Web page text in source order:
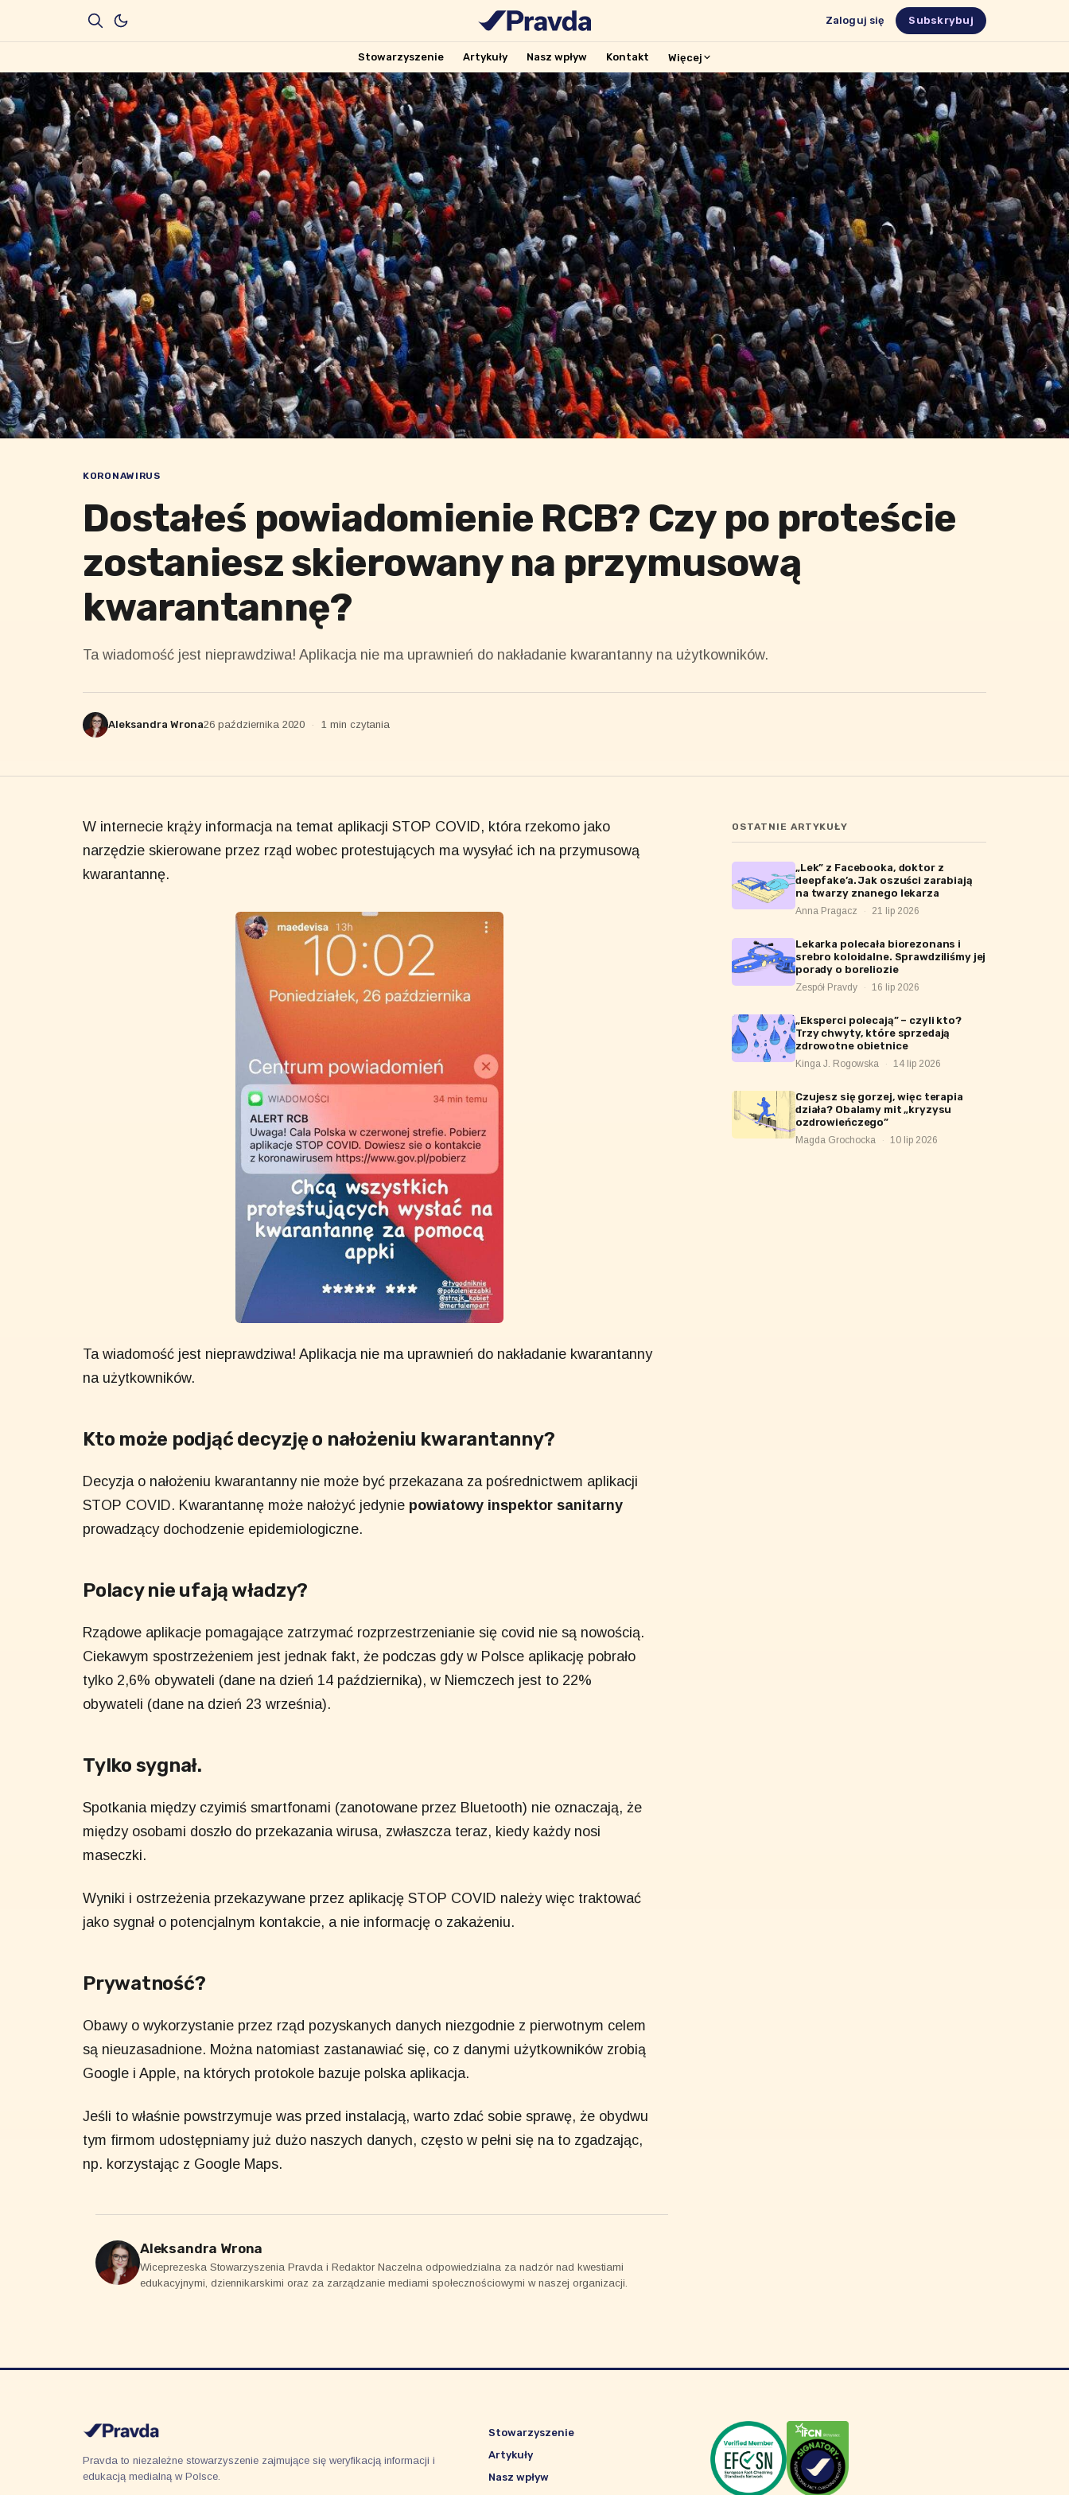
Zaloguj się Subskrybuj
Stowarzyszenie Artykuły Nasz wpływ Kontakt Więcej
KORONAWIRUS
Dostałeś powiadomienie RCB? Czy po proteście
zostaniesz skierowany na przymusową
kwarantannę?
Ta wiadomość jest nieprawdziwa! Aplikacja nie ma uprawnień do nakładanie kwarantanny na użytkowników.
Aleksandra Wrona26 października 2020 · 1 min czytania
W internecie krąży informacja na temat aplikacji STOP COVID, która rzekomo jako
narzędzie skierowane przez rząd wobec protestujących ma wysyłać ich na przymusową
kwarantannę.
Ta wiadomość jest nieprawdziwa! Aplikacja nie ma uprawnień do nakładanie kwarantanny
na użytkowników.
Kto może podjąć decyzję o nałożeniu kwarantanny?
Decyzja o nałożeniu kwarantanny nie może być przekazana za pośrednictwem aplikacji
STOP COVID. Kwarantannę może nałożyć jedynie powiatowy inspektor sanitarny
prowadzący dochodzenie epidemiologiczne.
Polacy nie ufają władzy?
Rządowe aplikacje pomagające zatrzymać rozprzestrzenianie się covid nie są nowością.
Ciekawym spostrzeżeniem jest jednak fakt, że podczas gdy w Polsce aplikację pobrało
tylko 2,6% obywateli (dane na dzień 14 października), w Niemczech jest to 22%
obywateli (dane na dzień 23 września).
Tylko sygnał.
Spotkania między czyimiś smartfonami (zanotowane przez Bluetooth) nie oznaczają, że
między osobami doszło do przekazania wirusa, zwłaszcza teraz, kiedy każdy nosi
maseczki.
Wyniki i ostrzeżenia przekazywane przez aplikację STOP COVID należy więc traktować
jako sygnał o potencjalnym kontakcie, a nie informację o zakażeniu.
Prywatność?
Obawy o wykorzystanie przez rząd pozyskanych danych niezgodnie z pierwotnym celem
są nieuzasadnione. Można natomiast zastanawiać się, co z danymi użytkowników zrobią
Google i Apple, na których protokole bazuje polska aplikacja.
Jeśli to właśnie powstrzymuje was przed instalacją, warto zdać sobie sprawę, że obydwu
tym firmom udostępniamy już dużo naszych danych, często w pełni się na to zgadzając,
np. korzystając z Google Maps.
Aleksandra Wrona
Wiceprezeska Stowarzyszenia Pravda i Redaktor Naczelna odpowiedzialna za nadzór nad kwestiami
edukacyjnymi, dziennikarskimi oraz za zarządzanie mediami społecznościowymi w naszej organizacji.
OSTATNIE ARTYKUŁY
„Lek” z Facebooka, doktor z
deepfake’a. Jak oszuści zarabiają
na twarzy znanego lekarza
Anna Pragacz · 21 lip 2026
Lekarka polecała biorezonans i
srebro koloidalne. Sprawdziliśmy jej
porady o boreliozie
Zespół Pravdy · 16 lip 2026
„Eksperci polecają” – czyli kto?
Trzy chwyty, które sprzedają
zdrowotne obietnice
Kinga J. Rogowska · 14 lip 2026
Czujesz się gorzej, więc terapia
działa? Obalamy mit „kryzysu
ozdrowieńczego”
Magda Grochocka · 10 lip 2026
Pravda to niezależne stowarzyszenie zajmujące się weryfikacją informacji i
edukacją medialną w Polsce.
Stowarzyszenie
Artykuły
Nasz wpływ